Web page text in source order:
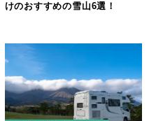
けのおすすめの雪山6選！